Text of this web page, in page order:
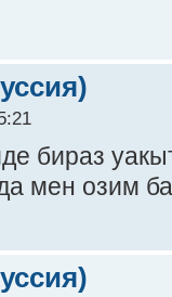
бираз
мен озим